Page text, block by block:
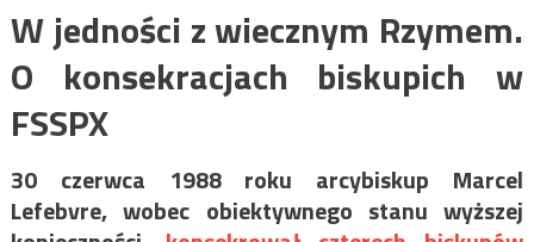
W jedności z wiecznym Rzymem.
O konsekracjach biskupich w
FSSPX
30 czerwca 1988 roku arcybiskup Marcel
Lefebvre, wobec obiektywnego stanu wyższej